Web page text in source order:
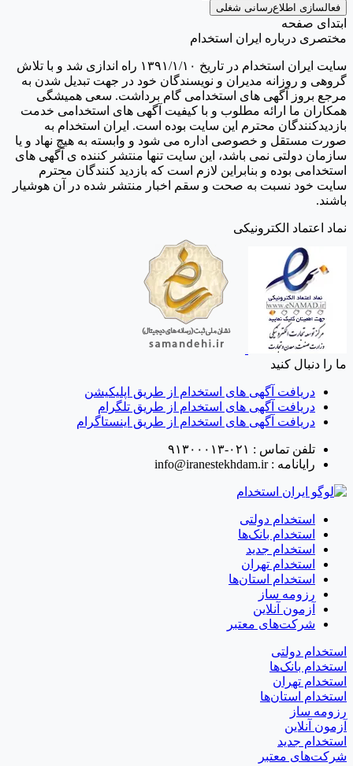
فعالسازی اطلاع‌رسانی شغلی
ابتدای صفحه
مختصری درباره ایران استخدام
سایت ایران استخدام در تاریخ ۱۳۹۱/۱/۱۰ راه اندازی شد و با تلاش
گروهی و روزانه مدیران و نویسندگان خود در جهت تبدیل شدن به
مرجع بروز آگهی های استخدامی گام برداشت. سعی همیشگی
همکاران ما ارائه مطلوب و با کیفیت آگهی های استخدامی خدمت
بازدیدکنندگان محترم این سایت بوده است. ایران استخدام به
صورت مستقل و خصوصی اداره می شود و وابسته به هیچ نهاد و یا
سازمان دولتی نمی باشد، این سایت تنها منتشر کننده ی آگهی های
استخدامی بوده و بنابراین لازم است که بازدید کنندگان محترم
سایت خود نسبت به صحت و سقم اخبار منتشر شده در آن هوشیار
باشند.
نماد اعتماد الکترونیکی
ما را دنبال کنید
دریافت آگهی های استخدام از طریق اپلیکیشن
دریافت آگهی های استخدام از طریق تلگرام
دریافت آگهی های استخدام از طریق اینستاگرام
تلفن تماس : ۰۲۱-۹۱۳۰۰۰۱۳
رایانامه :info@iranestekhdam.ir
استخدام دولتی
استخدام بانک‌ها
استخدام جدید
استخدام تهران
استخدام استان‌ها
رزومه ساز
آزمون آنلاین
شرکت‌های معتبر
استخدام دولتی
استخدام بانک‌ها
استخدام تهران
استخدام استان‌ها
رزومه ساز
آزمون آنلاین
استخدام جدید
شرکت‌های معتبر